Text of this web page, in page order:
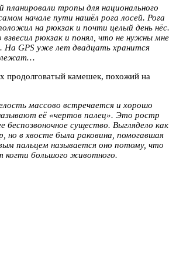
тропы для национального
начале пути нашёл рога лосей. Рога
на рюкзак и почти целый день нёс.
рюкзак и понял, что не нужны мне
GPS уже лет двадцать хранится
лежат…
продолговатый камешек, похожий на
массово встречается и хорошо
её «чертов палец». Это ростр
беспозвоночное существо. Выглядело как
но в хвосте была раковина, помогавшая
пальцем называется оно потому, что
когти большого животного.